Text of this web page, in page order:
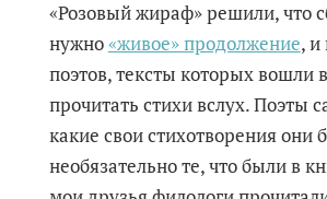
«Розовый жираф» решили, что
нужно«живое» продолжение, и
поэтов, тексты которых вошли
прочитать стихи вслух. Поэты
какие свои стихотворения они
необязательно те, что были в